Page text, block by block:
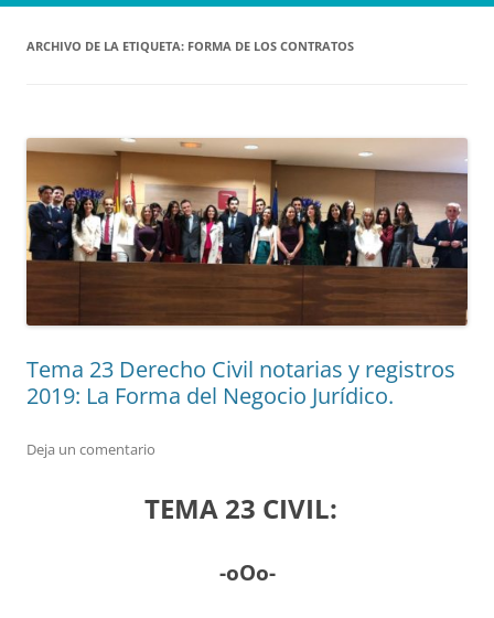
ARCHIVO DE LA ETIQUETA: FORMA DE LOS CONTRATOS
Tema 23 Derecho Civil notarias y registros
2019: La Forma del Negocio Jurídico.
Deja un comentario
TEMA 23 CIVIL:
-oOo-